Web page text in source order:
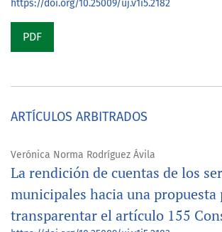
https://doi.org/10.25009/uj.v1i5.2182
PDF
ARTÍCULOS ARBITRADOS
Verónica Norma Rodríguez Ávila
La rendición de cuentas de los
municipales hacia una propuesta
transparentar el artículo 155